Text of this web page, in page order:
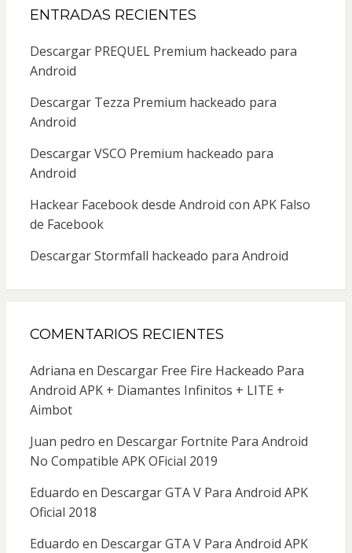
ENTRADAS RECIENTES
Descargar PREQUEL Premium hackeado para
Android
Descargar Tezza Premium hackeado para
Android
Descargar VSCO Premium hackeado para
Android
Hackear Facebook desde Android con APK Falso
de Facebook
Descargar Stormfall hackeado para Android
COMENTARIOS RECIENTES
Adriana en Descargar Free Fire Hackeado Para
Android APK + Diamantes Infinitos + LITE +
Aimbot
Juan pedro en Descargar Fortnite Para Android
No Compatible APK OFicial 2019
Eduardo en Descargar GTA V Para Android APK
Oficial 2018
Eduardo en Descargar GTA V Para Android APK